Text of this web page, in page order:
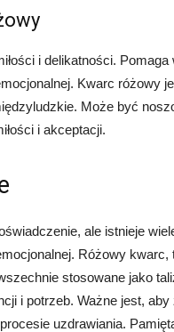
i delikatności.
Kwarc różowy
Może być
i akceptacji.
ale istnieje
Różowy
stosowane jako
i potrzeb. Ważne jest,
uzdrawiania.